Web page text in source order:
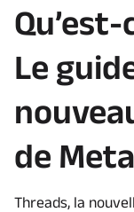
Le
de Meta
Threads, la